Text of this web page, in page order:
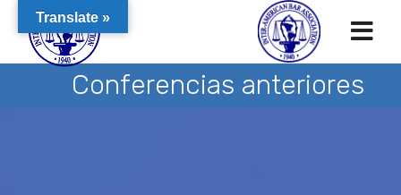
Conferencias anteriores
Translate »